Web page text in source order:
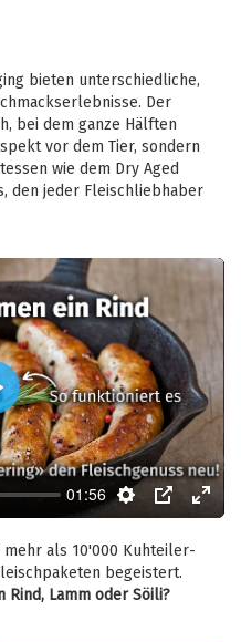
bieten unterschiedliche,
Der
bei dem ganze Hälften
vor dem Tier, sondern
wie dem Dry Aged
den jeder Fleischliebhaber
01:56
Settings
PIP Enter
als 10'000 Kuhteiler-
begeistert.
Lamm oder Söili?